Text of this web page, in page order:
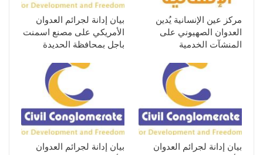
مركز عين الإنسانية يُدين
العدوان الصهيوني على
المنشآت الخدمية
بيان إدانة لجرائم العدوان
الأمريكي على مصنع اسمنت
باجل بمحافظة الحديدة
بيان إدانة لجرائم العدوان
بيان إدانة لجرائم العدوان